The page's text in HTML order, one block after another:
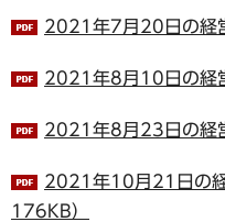
2021年7月20日の経
2021年8月10日の経
2021年8月23日の経
2021年10月21日の経
176KB）